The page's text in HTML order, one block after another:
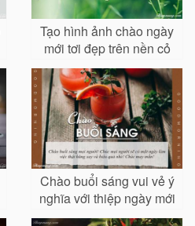
Tạo hình ảnh chào ngày
mới tơi đẹp trên nền cỏ
xanh
Chào buổi sáng vui vẻ ý
nghĩa với thiệp ngày mới
ấn tượng